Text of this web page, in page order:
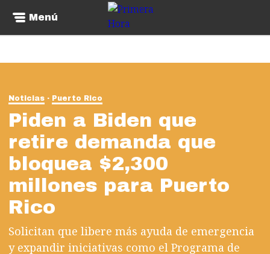
Menú
Noticias Puerto Rico
Piden a Biden que
retire demanda que
bloquea $2,300
millones para Puerto
Rico
Solicitan que libere más ayuda de emergencia
y expandir iniciativas como el Programa de